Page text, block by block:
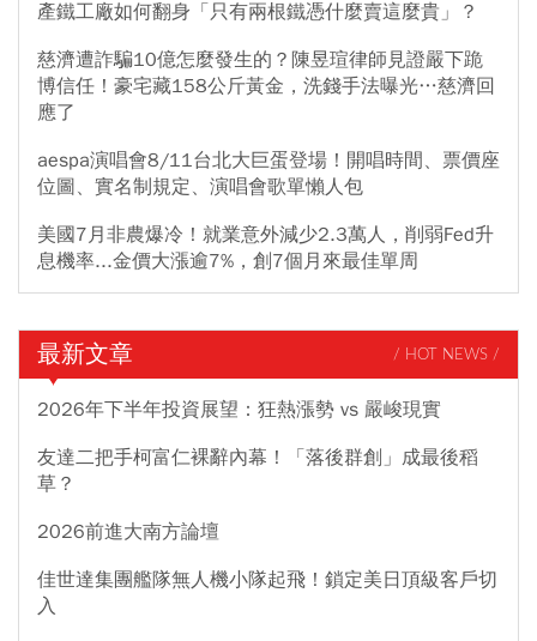
產鐵工廠如何翻身「只有兩根鐵憑什麼賣這麼貴」？
慈濟遭詐騙10億怎麼發生的？陳昱瑄律師見證嚴下跪
博信任！豪宅藏158公斤黃金，洗錢手法曝光…慈濟回
應了
aespa演唱會8/11台北大巨蛋登場！開唱時間、票價座
位圖、實名制規定、演唱會歌單懶人包
美國7月非農爆冷！就業意外減少2.3萬人，削弱Fed升
息機率...金價大漲逾7%，創7個月來最佳單周
最新文章 / HOT NEWS /
2026年下半年投資展望：狂熱漲勢 vs 嚴峻現實
友達二把手柯富仁裸辭內幕！「落後群創」成最後稻
草？
2026前進大南方論壇
佳世達集團艦隊無人機小隊起飛！鎖定美日頂級客戶切
入